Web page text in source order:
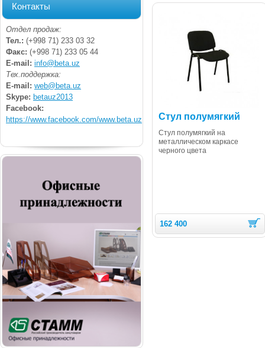
Контакты
Отдел продаж:
Тел.: (+998 71) 233 03 32
Факс: (+998 71) 233 05 44
E-mail: info@beta.uz
Тех.поддержка:
E-mail: web@beta.uz
Skype: betauz2013
Facebook:
https://www.facebook.com/www.beta.uz
Стул полумягкий
Стул полумягкий на
металлическом каркасе
черного цвета
162 400